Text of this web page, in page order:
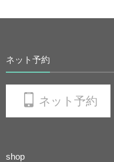
ネット予約
ネット予約
shop